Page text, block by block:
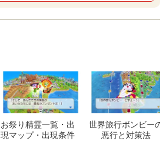
お祭り精霊一覧・出
現マップ・出現条件
世界旅行ボンビーの
悪行と対策法